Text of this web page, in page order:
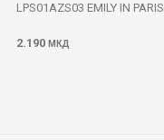
LPS01AZS03 EMILY IN PARIS
2.190 МКД